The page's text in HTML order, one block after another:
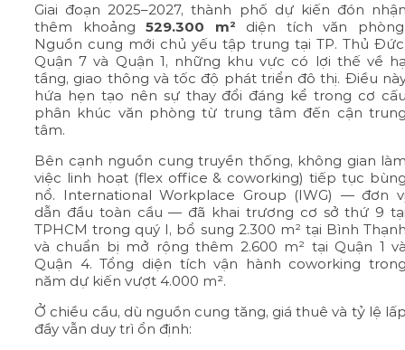
Giai đoạn 2025–2027, thành phố dự kiến đón
thêm khoảng529.300 m² diện tích văn
Nguồn cung mới chủ yếu tập trung tại TP. Thủ
Quận 7 và Quận 1, những khu vực có lợi thế về
tầng, giao thông và tốc độ phát triển đô thị. Điều
hứa hẹn tạo nên sự thay đổi đáng kể trong cơ
phân khúc văn phòng từ trung tâm đến cận
tâm.
Bên cạnh nguồn cung truyền thống, không gian
việc linh hoạt (flex office & coworking) tiếp tục
nổ. International Workplace Group (IWG) — đơn
dẫn đầu toàn cầu — đã khai trương cơ sở thứ 9
TPHCM trong quý I, bổ sung 2.300 m² tại Bình
và chuẩn bị mở rộng thêm 2.600 m² tại Quận 1
Quận 4. Tổng diện tích vận hành coworking
năm dự kiến vượt 4.000 m².
Ở chiều cầu, dù nguồn cung tăng, giá thuê và tỷ lệ
đầy vẫn duy trì ổn định: